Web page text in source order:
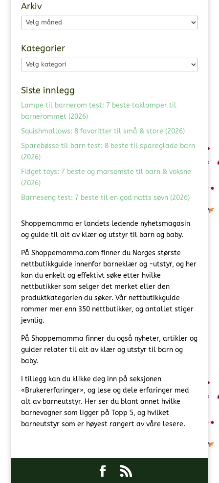
Arkiv
Arkiv
Kategorier
Kategorier
Siste innlegg
Lampe til barnerom test: 7 beste taklamper til
barnerommet (2026)
Squishmallows: 8 favoritter til små & store (2026)
Sparebøsse til barn test: 8 beste til spareglade barn
(2026)
Fidget toys: 7 beste og morsomste til barn & voksne
(2026)
Barneseng test: 7 beste til en god natts søvn (2026)
Shoppemamma er landets ledende nyhetsmagasin
og guide til alt av klær og utstyr til barn og baby.
På Shoppemamma.com finner du Norges største
nettbutikkguide innenfor barneklær og -utstyr, og her
kan du enkelt og effektivt søke etter hvilke
nettbutikker som selger det merket eller den
produktkategorien du søker. Vår nettbutikkguide
rommer mer enn 350 nettbutikker, og antallet stiger
jevnlig.
På Shoppemamma finner du også nyheter, artikler og
guider relater til alt av klær og utstyr til barn og
baby.
I tillegg kan du klikke deg inn på seksjonen
«Brukererfaringer», og lese og dele erfaringer med
alt av barneutstyr. Her ser du blant annet hvilke
barnevogner som ligger på Topp 5, og hvilket
barneutstyr som er høyest rangert av våre lesere.